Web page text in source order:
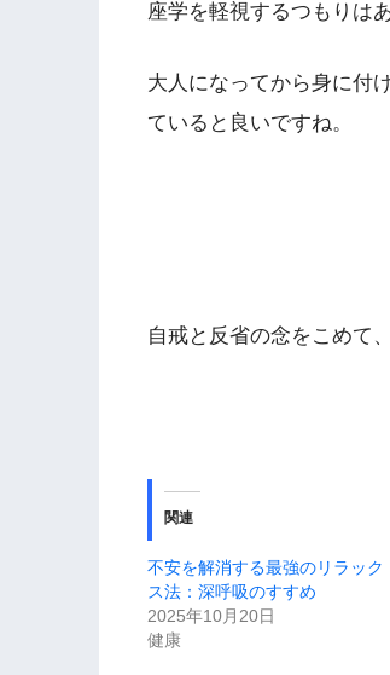
座学を軽視するつもりは
大人になってから身に付
ていると良いですね。
自戒と反省の念をこめて
関連
不安を解消する最強のリラック
ス法：深呼吸のすすめ
2025年10月20日
健康